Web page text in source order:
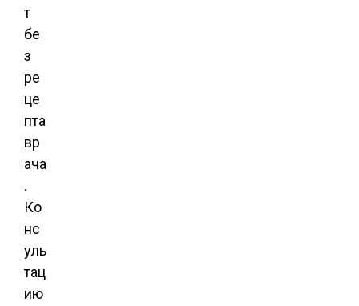
т
бе
з
ре
це
пта
вр
ача
.
Ко
нс
уль
тац
ию